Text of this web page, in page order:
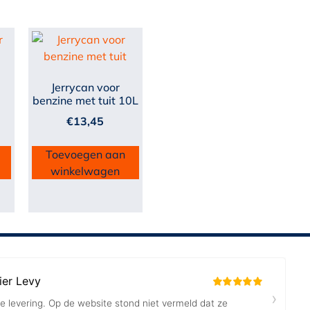
Jerrycan voor
benzine met tuit 10L
€13,45
Toevoegen aan
winkelwagen